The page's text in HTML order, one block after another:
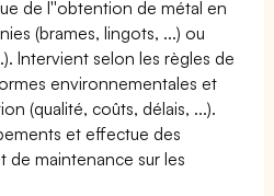
de l''obtention de métal en
(brames, lingots, ...) ou
Intervient selon les règles de
environnementales et
(qualité, coûts, délais, ...).
et effectue des
maintenance sur les